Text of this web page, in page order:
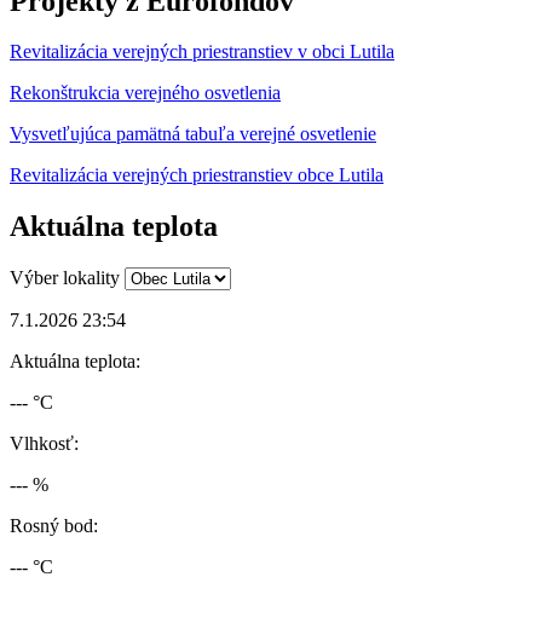
Revitalizácia verejných priestranstiev v obci Lutila
Rekonštrukcia verejného osvetlenia
Vysvetľujúca pamätná tabuľa verejné osvetlenie
Revitalizácia verejných priestranstiev obce Lutila
Aktuálna teplota
Výber lokality
7.1.2026 23:54
Aktuálna teplota:
--- °C
Vlhkosť:
--- %
Rosný bod:
--- °C